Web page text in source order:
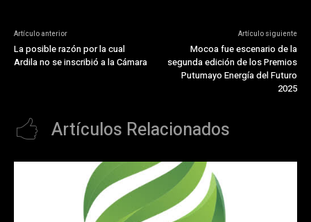
Artículo anterior
La posible razón por la cual
Ardila no se inscribió a la Cámara
Artículo siguiente
Mocoa fue escenario de la
segunda edición de los Premios
Putumayo Energía del Futuro
2025
Artículos Relacionados